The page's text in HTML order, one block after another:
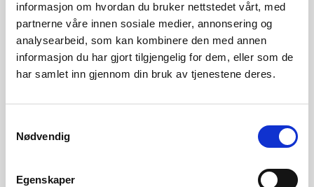
informasjon om hvordan du bruker nettstedet vårt, med
partnerne våre innen sosiale medier, annonsering og
analysearbeid, som kan kombinere den med annen
informasjon du har gjort tilgjengelig for dem, eller som de
har samlet inn gjennom din bruk av tjenestene deres.
Nødvendig
Egenskaper
Fråsegn etter synfaring - Røldal
fjellstyre - dok 164
259 KB
Fråsegn etter synfaring 1 - Olav
Rabbe - dok 162
106 KB
Fråsegn etter synfaring 2 - Olav Rabbe
88 KB